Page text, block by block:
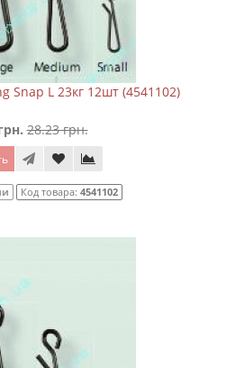
Snap L 23кг 12шт (4541102)
28.23 грн.
Код товара: 4541102